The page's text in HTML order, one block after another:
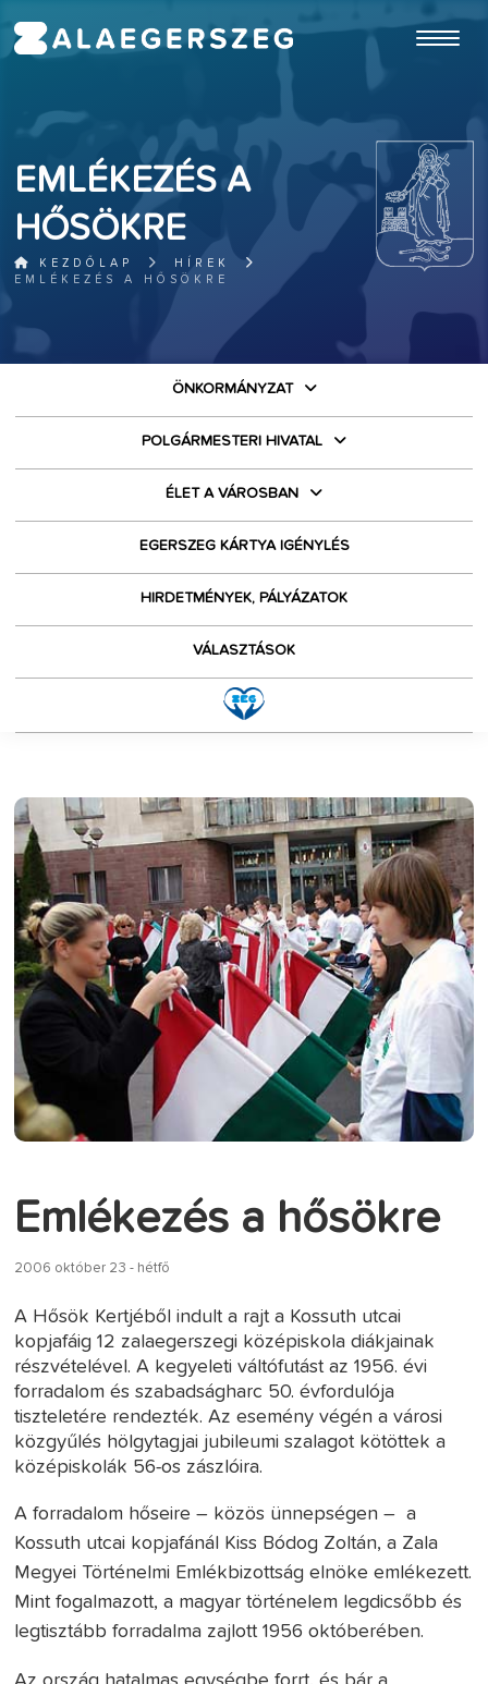
EMLÉKEZÉS A
HŐSÖKRE
KEZDŐLAP
HÍREK
EMLÉKEZÉS A HŐSÖKRE
ÖNKORMÁNYZAT
POLGÁRMESTERI HIVATAL
ÉLET A VÁROSBAN
EGERSZEG KÁRTYA IGÉNYLÉS
HIRDETMÉNYEK, PÁLYÁZATOK
VÁLASZTÁSOK
Emlékezés a hősökre
2006 október 23 - hétfő
A Hősök Kertjéből indult a rajt a Kossuth utcai
kopjafáig 12 zalaegerszegi középiskola diákjainak
részvételével. A kegyeleti váltófutást az 1956. évi
forradalom és szabadságharc 50. évfordulója
tiszteletére rendezték. Az esemény végén a városi
közgyűlés hölgytagjai jubileumi szalagot kötöttek a
középiskolák 56-os zászlóira.
A forradalom hőseire – közös ünnepségen – a
Kossuth utcai kopjafánál Kiss Bódog Zoltán, a Zala
Megyei Történelmi Emlékbizottság elnöke emlékezett.
Mint fogalmazott, a magyar történelem legdicsőbb és
legtisztább forradalma zajlott 1956 októberében.